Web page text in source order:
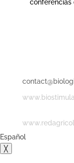
conferencias
Español
╳